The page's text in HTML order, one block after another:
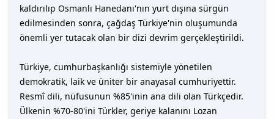
kaldırılıp Osmanlı Hanedanı'nın yurt dışına sürgün
edilmesinden sonra, çağdaş Türkiye'nin oluşumunda
önemli yer tutacak olan bir dizi devrim gerçekleştirildi.
Türkiye, cumhurbaşkanlığı sistemiyle yönetilen
demokratik, laik ve üniter bir anayasal cumhuriyettir.
Resmî dili, nüfusunun %85'inin ana dili olan Türkçedir.
Ülkenin %70-80'ini Türkler, geriye kalanını Lozan